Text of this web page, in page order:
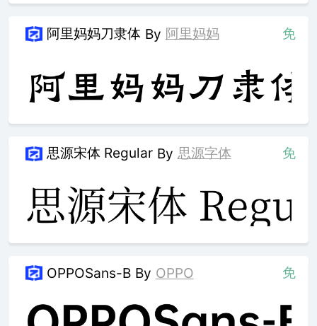
阿里妈妈刀隶体 By 阿里妈妈 免
思源宋体 Regular By 思源字体 免
OPPOSans-B By OPPO 免